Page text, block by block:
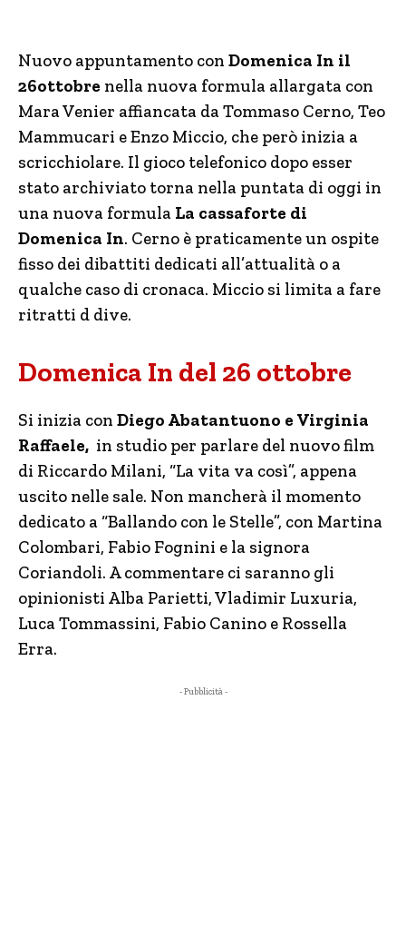
Nuovo appuntamento con Domenica In il
26ottobre nella nuova formula allargata con
Mara Venier affiancata da Tommaso Cerno, Teo
Mammucari e Enzo Miccio, che però inizia a
scricchiolare. Il gioco telefonico dopo esser
stato archiviato torna nella puntata di oggi in
una nuova formula La cassaforte di
Domenica In. Cerno è praticamente un ospite
fisso dei dibattiti dedicati all’attualità o a
qualche caso di cronaca. Miccio si limita a fare
ritratti d dive.
Domenica In del 26 ottobre
Si inizia con Diego Abatantuono e Virginia
Raffaele, in studio per parlare del nuovo film
di Riccardo Milani, “La vita va così”, appena
uscito nelle sale. Non mancherà il momento
dedicato a “Ballando con le Stelle”, con Martina
Colombari, Fabio Fognini e la signora
Coriandoli. A commentare ci saranno gli
opinionisti Alba Parietti, Vladimir Luxuria,
Luca Tommassini, Fabio Canino e Rossella
Erra.
- Pubblicità -